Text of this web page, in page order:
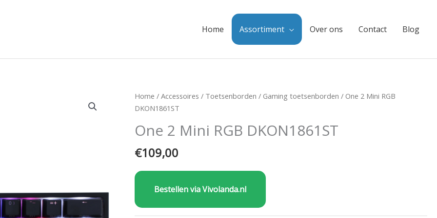
Home Assortiment Over ons Contact Blog
Home /Accessoires / Toetsenborden / Gaming toetsenborden / One 2 Mini RGB
DKON1861ST
One 2 Mini RGB DKON1861ST
€109,00
Bestellen via Vivolanda.nl